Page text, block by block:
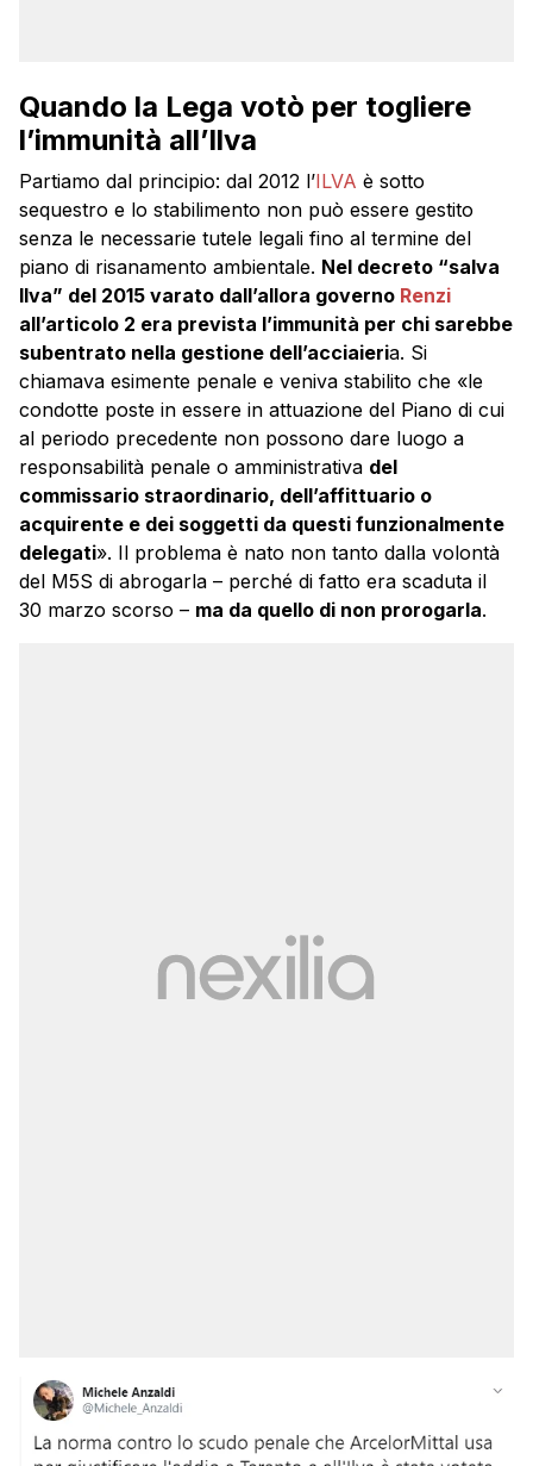
Quando la Lega votò per togliere
l’immunità all’Ilva
Partiamo dal principio: dal 2012 l’ILVA è sotto
sequestro e lo stabilimento non può essere gestito
senza le necessarie tutele legali fino al termine del
piano di risanamento ambientale. Nel decreto “salva
Ilva” del 2015 varato dall’allora governo Renzi
all’articolo 2 era prevista l’immunità per chi sarebbe
subentrato nella gestione dell’acciaieria. Si
chiamava esimente penale e veniva stabilito che «le
condotte poste in essere in attuazione del Piano di cui
al periodo precedente non possono dare luogo a
responsabilità penale o amministrativa del
commissario straordinario, dell’affittuario o
acquirente e dei soggetti da questi funzionalmente
delegati». Il problema è nato non tanto dalla volontà
del M5S di abrogarla – perché di fatto era scaduta il
30 marzo scorso – ma da quello di non prorogarla.